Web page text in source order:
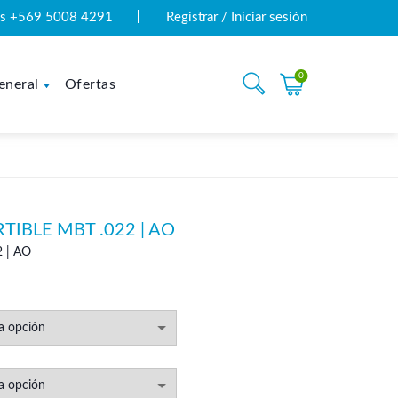
+569 5008 4291 Registrar / Iniciar sesión
Ofertas
0
MBT .022 | AO
| AO